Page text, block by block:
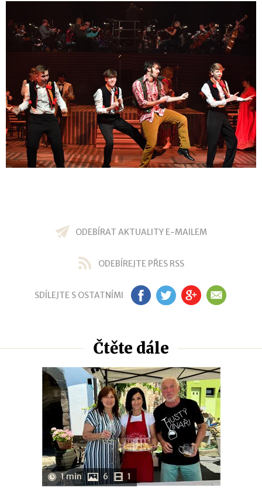
ODEBÍRAT AKTUALITY E-MAILEM
ODEBÍREJTE PŘES RSS
SDÍLEJTE S OSTATNÍMI FB TW GP EM
Čtěte dále
1 min 6 1